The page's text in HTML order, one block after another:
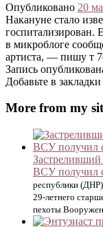
Опубликовано 20
Накануне стало
госпитализирован.
в микроблоге
артиста, — пишу т
Запись
Добавьте в закладки
More from my
ВСУ получил
республики
29-летнего
пехоты